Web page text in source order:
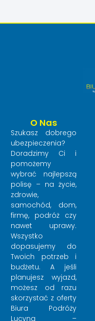
O Nas
Szukasz dobrego
ubezpieczenia?
Doradzimy Ci i
pomożemy
wybrać najlepszą
polisę – na życie,
zdrowie,
samochód, dom,
firmę, podróż czy
nawet uprawy.
Wszystko
dopasujemy do
Twoich potrzeb i
budżetu. A jeśli
planujesz wyjazd,
możesz od razu
skorzystać z oferty
Biura Podróży
Lucyna –